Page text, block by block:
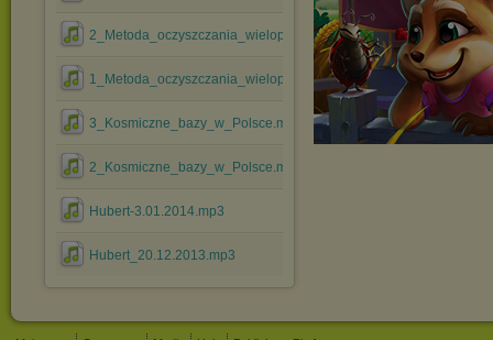
2_Metoda_oczyszczania_wielopoziomowego.mp3
1_Metoda_oczyszczania_wielopoziomowego.mp3
3_Kosmiczne_bazy_w_Polsce.mp3
2_Kosmiczne_bazy_w_Polsce.mp3
Hubert-3.01.2014.mp3
Hubert_20.12.2013.mp3